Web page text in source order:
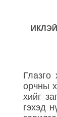
орчны
хийг
гэхэд